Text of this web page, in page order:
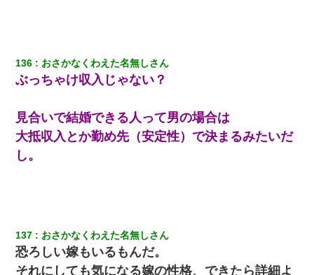
同じマンションに住んでる女性が鍵をわかりやすいところに隠し
ている事に気づいた俺「忍びこんでみよう！」→ 結果
私は家が貧しくて、手に職をつけようと看護師になった。だけど
卒業を控えた年の1月末、車にひかれて看護師になれなくなった。
136 おさかなくわえた名無しさん
ぶっちゃけ収入じゃない？
見合いで結婚できる人って男の場合は
大抵収入とか勤め先（安定性）で決まるみたいだ
し。
137 おさかなくわえた名無しさん
恐ろしい嫁もいるもんだ。
それにしても気になる嫁の性格、できたら詳細よ